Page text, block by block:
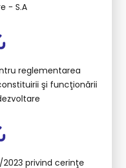
- S.A
reglementarea
şi funcţionării
2023 privind cerinţe